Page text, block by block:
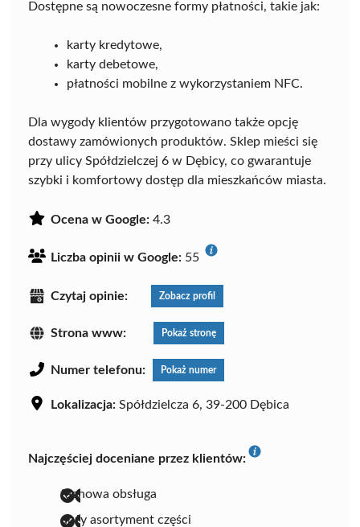
Dostępne są nowoczesne formy płatności, takie jak:
karty kredytowe,
karty debetowe,
płatności mobilne z wykorzystaniem NFC.
Dla wygody klientów przygotowano także opcję
dostawy zamówionych produktów. Sklep mieści się
przy ulicy Spółdzielczej 6 w Dębicy, co gwarantuje
szybki i komfortowy dostęp dla mieszkańców miasta.
Ocena w Google: 4.3
Liczba opinii w Google: 55
Czytaj opinie: Zobacz profil
Strona www: Pokaż stronę
Numer telefonu: Pokaż numer
Lokalizacja: Spółdzielcza 6, 39-200 Dębica
Najczęściej doceniane przez klientów:
fachowa obsługa
duży asortyment części